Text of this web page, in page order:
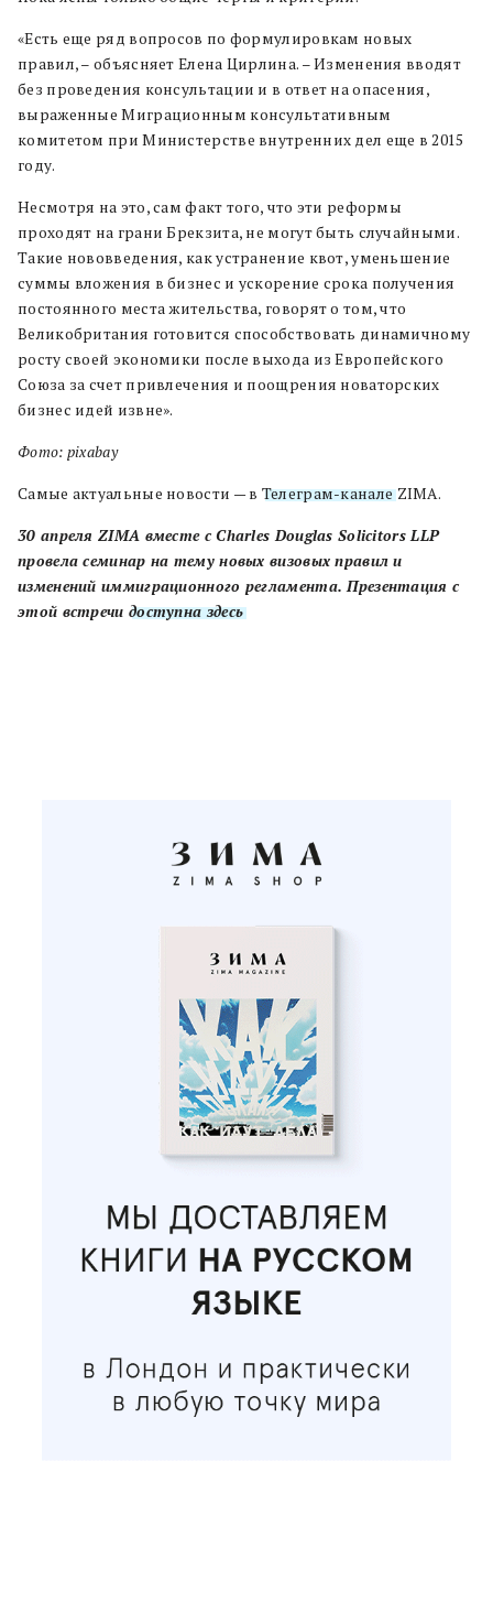
«Есть еще ряд вопросов по формулировкам новых
правил, – объясняет Елена Цирлина. – Изменения вводят
без проведения консультации и в ответ на опасения,
выраженные Миграционным консультативным
комитетом при Министерстве внутренних дел еще в 2015
году.
Несмотря на это, сам факт того, что эти реформы
проходят на грани Брекзита, не могут быть случайными.
Такие нововведения, как устранение квот, уменьшение
суммы вложения в бизнес и ускорение срока получения
постоянного места жительства, говорят о том, что
Великобритания готовится способствовать динамичному
росту своей экономики после выхода из Европейского
Союза за счет привлечения и поощрения новаторских
бизнес идей извне».
Фото: pixabay
Самые актуальные новости — в Телеграм-каналеZIMA.
30 апреля ZIMA вместе с Charles Douglas Solicitors LLP
провела семинар на тему новых визовых правил и
изменений иммиграционного регламента. Презентация с
этой встречи доступна здесь.